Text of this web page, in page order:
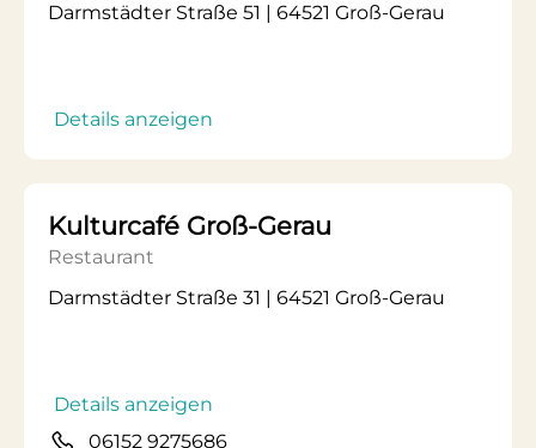
Darmstädter Straße 51 | 64521 Groß-Gerau
Details anzeigen
Kulturcafé Groß-Gerau
Restaurant
Darmstädter Straße 31 | 64521 Groß-Gerau
Details anzeigen
06152 9275686